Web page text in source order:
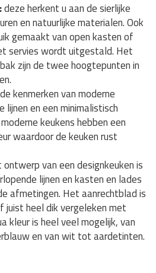
deze herkent u aan de sierlijke
en natuurlijke materialen. Ook
gemaakt van open kasten of
servies wordt uitgestald. Het
zijn de twee hoogtepunten in
de kenmerken van moderne
lijnen en een minimalistisch
keukens hebben een
waardoor de keuken rust
ontwerp van een designkeuken is
lijnen en kasten en lades
afmetingen. Het aanrechtblad is
juist heel dik vergeleken met
kleur is heel veel mogelijk, van
en van wit tot aardetinten.